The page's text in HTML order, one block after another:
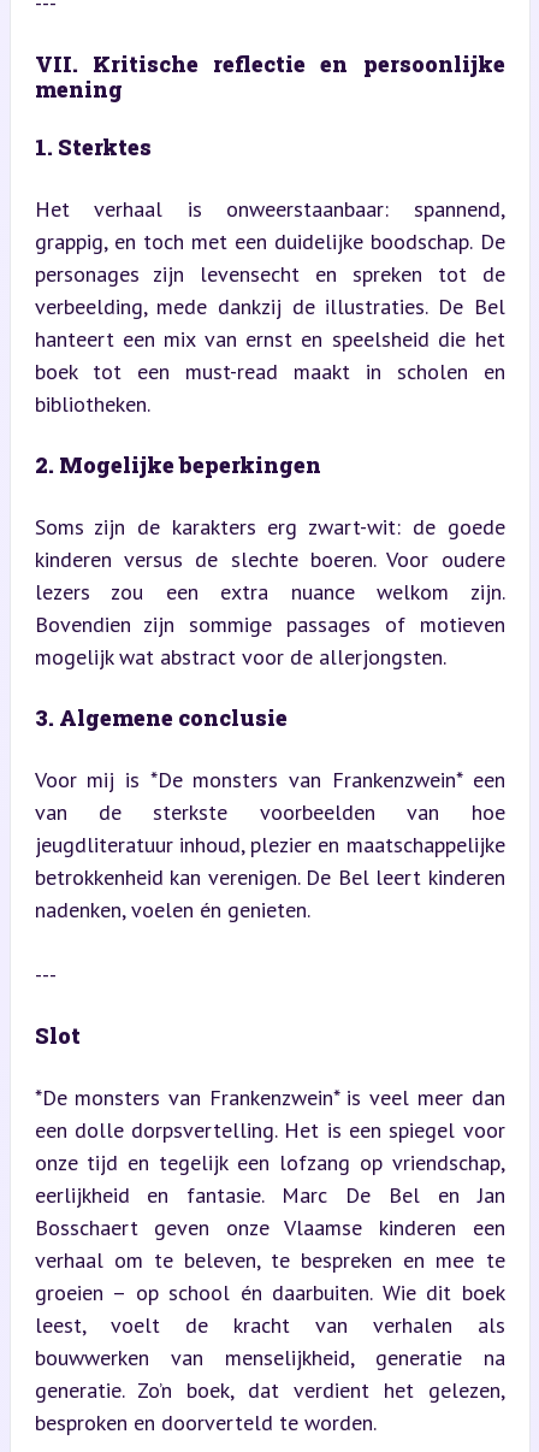
VII. Kritische reflectie en persoonlijke
mening
1. Sterktes
Het verhaal is onweerstaanbaar: spannend,
grappig, en toch met een duidelijke boodschap. De
personages zijn levensecht en spreken tot de
verbeelding, mede dankzij de illustraties. De Bel
hanteert een mix van ernst en speelsheid die het
boek tot een must-read maakt in scholen en
bibliotheken.
2. Mogelijke beperkingen
Soms zijn de karakters erg zwart-wit: de goede
kinderen versus de slechte boeren. Voor oudere
lezers zou een extra nuance welkom zijn.
Bovendien zijn sommige passages of motieven
mogelijk wat abstract voor de allerjongsten.
3. Algemene conclusie
Voor mij is *De monsters van Frankenzwein* een
van de sterkste voorbeelden van hoe
jeugdliteratuur inhoud, plezier en maatschappelijke
betrokkenheid kan verenigen. De Bel leert kinderen
nadenken, voelen én genieten.
---
Slot
*De monsters van Frankenzwein* is veel meer dan
een dolle dorpsvertelling. Het is een spiegel voor
onze tijd en tegelijk een lofzang op vriendschap,
eerlijkheid en fantasie. Marc De Bel en Jan
Bosschaert geven onze Vlaamse kinderen een
verhaal om te beleven, te bespreken en mee te
groeien – op school én daarbuiten. Wie dit boek
leest, voelt de kracht van verhalen als
bouwwerken van menselijkheid, generatie na
generatie. Zo’n boek, dat verdient het gelezen,
besproken en doorverteld te worden.